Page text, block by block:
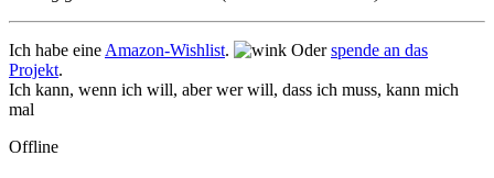
Ich habe eine Amazon-Wishlist. Oderspende an das
Projekt.
Ich kann, wenn ich will, aber wer will, dass ich muss, kann mich
mal
Offline